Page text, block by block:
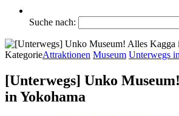
Suche nach:
KategorieAttraktionen Museum Unterwegs
[Unterwegs] Unko
in Yokohama